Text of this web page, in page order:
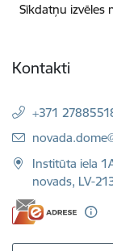
Sīkdatņu izvēles
Kontakti
+371
E-pasts:
Institūta iela
novads, LV-